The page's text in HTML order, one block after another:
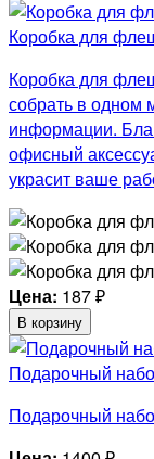
Коробка для
Коробка для
собрать в одном
информации.
офисный
украсит ваше
Цена: 187₽
В корзину
Подарочный
Подарочный